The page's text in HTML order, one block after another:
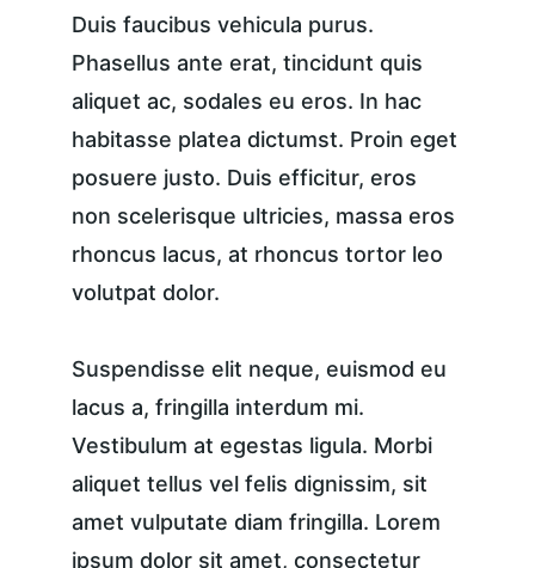
Duis faucibus vehicula purus.
Phasellus ante erat, tincidunt quis
aliquet ac, sodales eu eros. In hac
habitasse platea dictumst. Proin eget
posuere justo. Duis efficitur, eros
non scelerisque ultricies, massa eros
rhoncus lacus, at rhoncus tortor leo
volutpat dolor.
Suspendisse elit neque, euismod eu
lacus a, fringilla interdum mi.
Vestibulum at egestas ligula. Morbi
aliquet tellus vel felis dignissim, sit
amet vulputate diam fringilla. Lorem
ipsum dolor sit amet, consectetur